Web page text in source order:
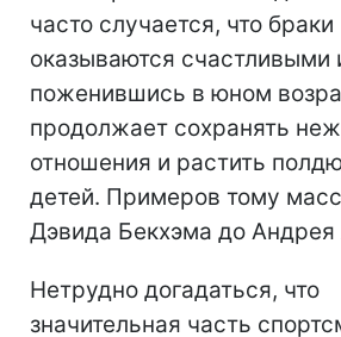
часто случается, что браки
оказываются счастливыми
поженившись в юном
продолжает сохранять
отношения и растить
детей. Примеров тому
Дэвида Бекхэма до
Нетрудно догадаться, что
значительная часть